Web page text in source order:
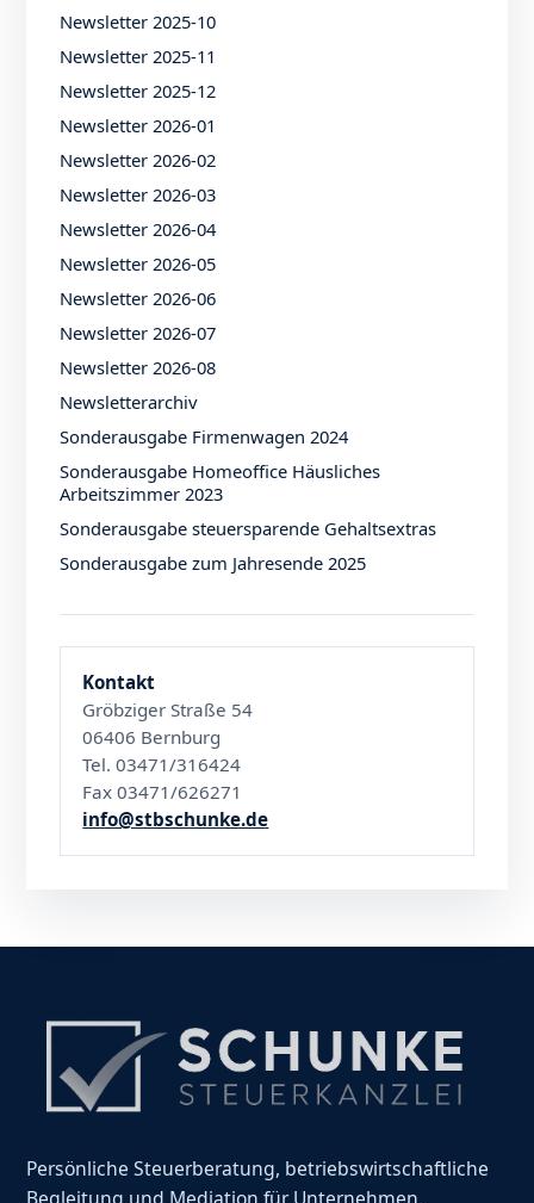
Newsletter 2025-10
Newsletter 2025-11
Newsletter 2025-12
Newsletter 2026-01
Newsletter 2026-02
Newsletter 2026-03
Newsletter 2026-04
Newsletter 2026-05
Newsletter 2026-06
Newsletter 2026-07
Newsletter 2026-08
Newsletterarchiv
Sonderausgabe Firmenwagen 2024
Sonderausgabe Homeoffice Häusliches
Arbeitszimmer 2023
Sonderausgabe steuersparende Gehaltsextras
Sonderausgabe zum Jahresende 2025
Kontakt
Gröbziger Straße 54
06406 Bernburg
Tel. 03471/316424
Fax 03471/626271
info@stbschunke.de
Persönliche Steuerberatung, betriebswirtschaftliche